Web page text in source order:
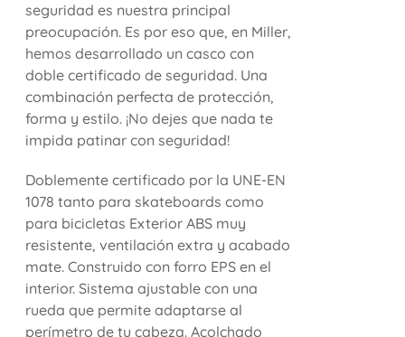
seguridad es nuestra principal
preocupación. Es por eso que, en Miller,
hemos desarrollado un casco con
doble certificado de seguridad. Una
combinación perfecta de protección,
forma y estilo. ¡No dejes que nada te
impida patinar con seguridad!
Doblemente certificado por la UNE-EN
1078 tanto para skateboards como
para bicicletas Exterior ABS muy
resistente, ventilación extra y acabado
mate. Construido con forro EPS en el
interior. Sistema ajustable con una
rueda que permite adaptarse al
perímetro de tu cabeza. Acolchado